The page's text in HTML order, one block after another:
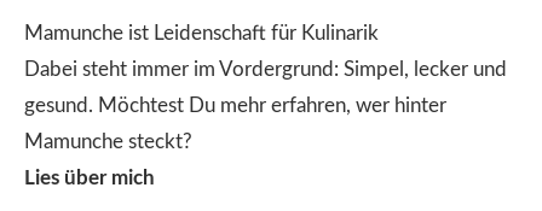
Mamunche ist Leidenschaft für Kulinarik
Dabei steht immer im Vordergrund: Simpel, lecker und
gesund. Möchtest Du mehr erfahren, wer hinter
Mamunche steckt?
Lies über mich